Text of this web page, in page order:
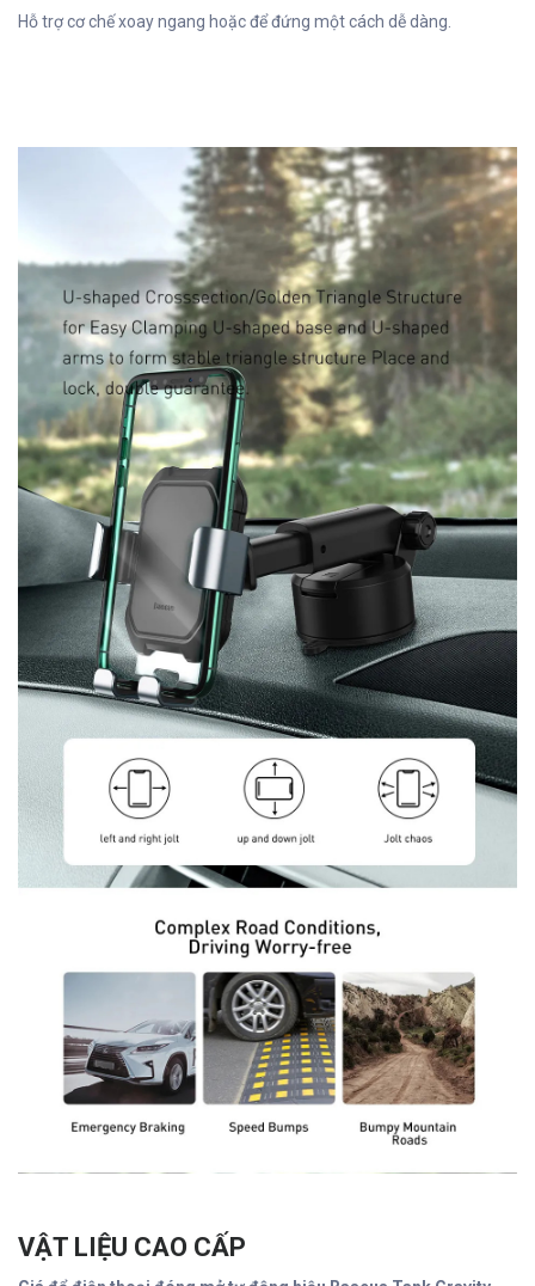
Hỗ trợ cơ chế xoay ngang hoặc để đứng một cách dễ dàng.
VẬT LIỆU CAO CẤP